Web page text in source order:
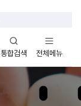
통합검색
열기
전체메뉴
열기